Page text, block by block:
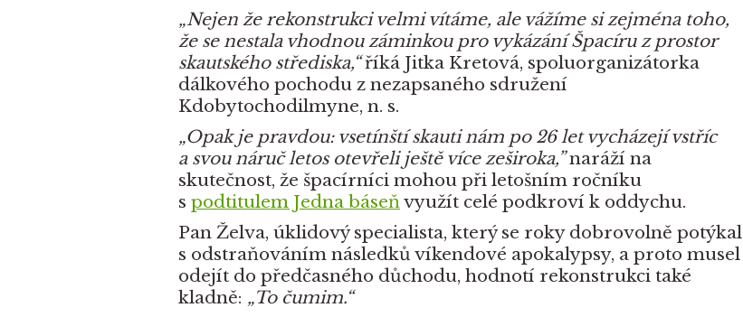
„Nejen že rekonstrukci velmi vítáme, ale vážíme si zejména toho,
že se nestala vhodnou záminkou pro vykázání Špacíru z prostor
skautského střediska,“říká Jitka Kretová, spoluorganizátorka
dálkového pochodu z nezapsaného sdružení
Kdobytochodilmyne, n. s.
„Opak je pravdou: vsetínští skauti nám po 26 let vycházejí vstříc
a svou náruč letos otevřeli ještě více zeširoka,”naráží na
skutečnost, že špacírníci mohou při letošním ročníku
s podtitulem Jedna báseňvyužít celé podkroví k oddychu.
Pan Želva, úklidový specialista, který se roky dobrovolně potýkal
s odstraňováním následků víkendové apokalypsy, a proto musel
odejít do předčasného důchodu, hodnotí rekonstrukci také
kladně: „To čumim.“